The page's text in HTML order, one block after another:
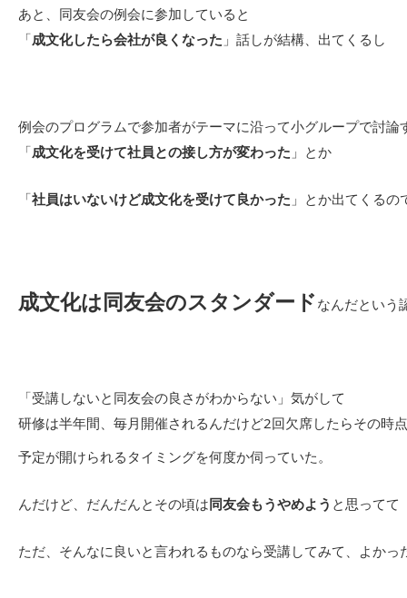
あと、同友会の例会に参加していると
「成文化したら会社が良くなった 」話しが結構、出てくるし
例会のプログラムで参加者がテーマに沿って小グループで討論
「成文化を受けて社員との接し方が変わった 」とか
「社員はいないけど成文化を受けて良かった 」とか出てくるの
成文化は同友会のスタンダード なんだという
「受講しないと同友会の良さがわからない」気がして
研修は半年間、毎月開催されるんだけど2回欠席したらその時
予定が開けられるタイミングを何度か伺っていた。
んだけど、だんだんとその頃は同友会もうやめよう と思ってて
ただ、そんなに良いと言われるものなら受講してみて、よかっ